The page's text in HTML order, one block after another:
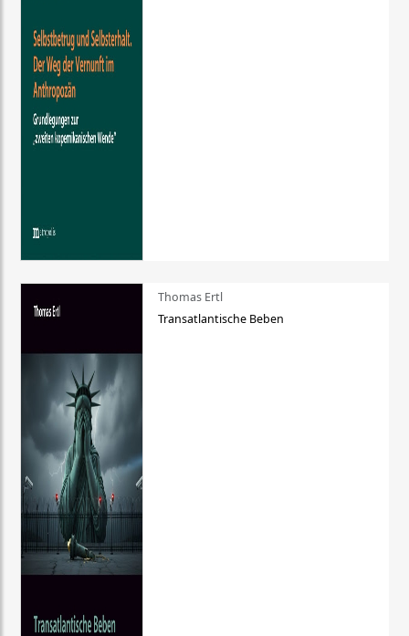
Thomas Ertl
Transatlantische Beben